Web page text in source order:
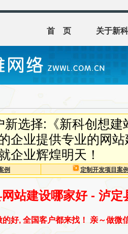
首 页 关于新
新选择:《新科创想
企业提供专业的网
企业辉煌明天！
例 定制开发项目案
站建设哪家好 - 泸定
好, 全国客户都来找！ 亲～做微